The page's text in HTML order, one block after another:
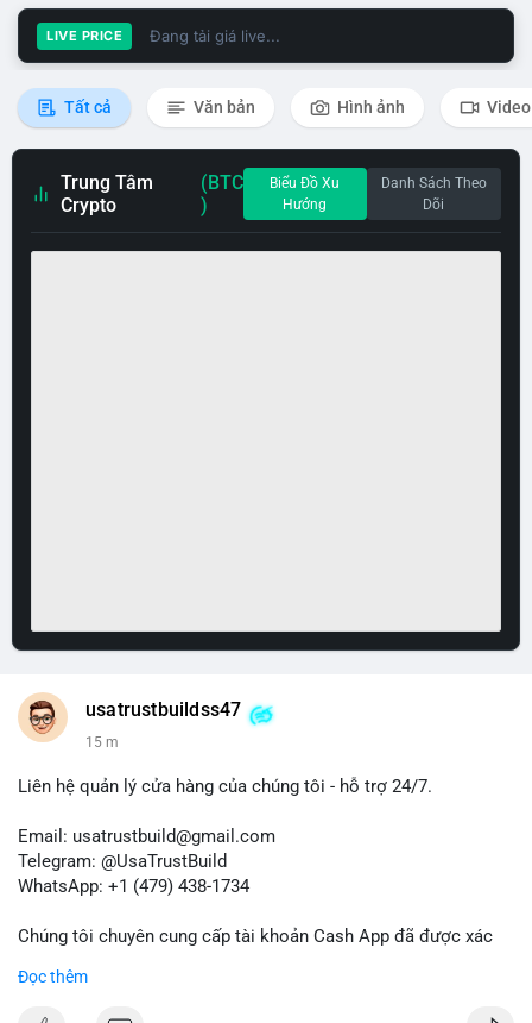
LIVE PRICE Đang tải giá live...
Tất cả Văn bản Hình ảnh Video
Trung Tâm
Crypto
(BTC
)
Biểu Đồ Xu
Hướng
Danh Sách Theo
Dõi
usatrustbuildss47
15 m
Liên hệ quản lý cửa hàng của chúng tôi - hỗ trợ 24/7.
Email: usatrustbuild@gmail.com
Telegram: @UsaTrustBuild
WhatsApp: +1 (479) 438-1734
Chúng tôi chuyên cung cấp tài khoản Cash App đã được xác
marketing, SEO, SMM, chuyển tiền, gửi tiền qua di động, thanh
Đọc thêm